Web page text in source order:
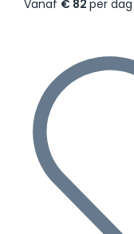
Vanaf € 82 per dag